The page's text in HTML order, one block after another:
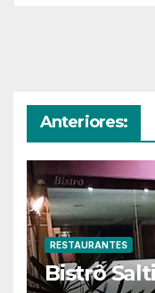
Anteriores:
RESTAURANTES
Bistrô